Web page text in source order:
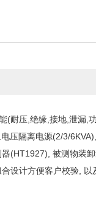
(耐压,绝缘,接地,泄漏,
压隔离电源(2/3/
(HT1927), 被测物装
设计方便客户校验,